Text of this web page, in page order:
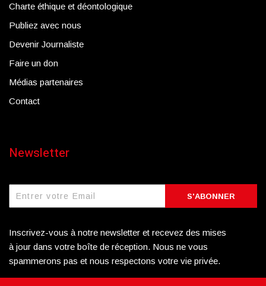
Charte éthique et déontologique
Publiez avec nous
Devenir Journaliste
Faire un don
Médias partenaires
Contact
Newsletter
S'ABONNER
Inscrivez-vous à notre newsletter et recevez des mises
à jour dans votre boîte de réception. Nous ne vous
spammerons pas et nous respectons votre vie privée.